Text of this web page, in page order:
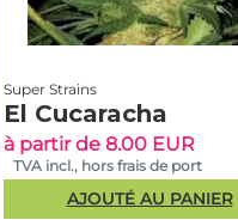
Super Strains
El Cucaracha
à partir de 8.00 EUR
TVA incl., hors frais de port
AJOUTÉ AU PANIER